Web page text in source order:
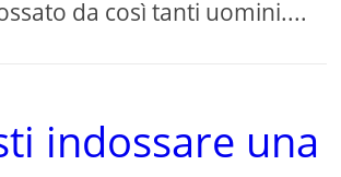
da così tanti uomini....
indossare una